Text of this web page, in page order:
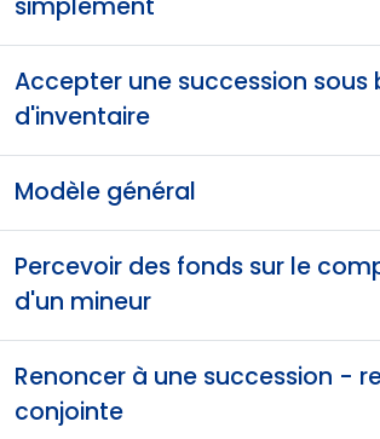
simplement
Accepter une succession sous
d'inventaire
Modèle général
Percevoir des fonds sur le
d'un mineur
Renoncer à une succession -
conjointe